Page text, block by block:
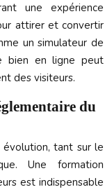
une expérience
attirer et convertir
un simulateur de
bien en ligne peut
des visiteurs.
du
tant sur le
Une formation
est indispensable